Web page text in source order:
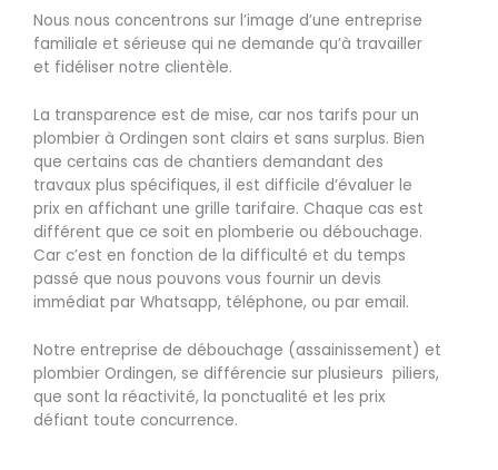
Nous nous concentrons sur l’image d’une entreprise
familiale et sérieuse qui ne demande qu’à travailler
et fidéliser notre clientèle.
La transparence est de mise, car nos tarifs pour un
plombier à Ordingen sont clairs et sans surplus. Bien
que certains cas de chantiers demandant des
travaux plus spécifiques, il est difficile d’évaluer le
prix en affichant une grille tarifaire. Chaque cas est
différent que ce soit en plomberie ou débouchage.
Car c’est en fonction de la difficulté et du temps
passé que nous pouvons vous fournir un devis
immédiat par Whatsapp, téléphone, ou par email.
Notre entreprise de débouchage (assainissement) et
plombier Ordingen, se différencie sur plusieurs piliers,
que sont la réactivité, la ponctualité et les prix
défiant toute concurrence.